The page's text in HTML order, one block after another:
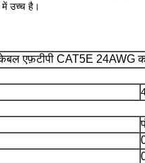
में उच्च है।
केबल एफ़टीपी CAT5E 24AWG